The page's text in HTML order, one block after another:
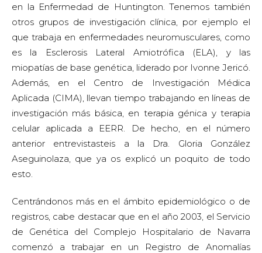
en la Enfermedad de Huntington. Tenemos también
otros grupos de investigación clínica, por ejemplo el
que trabaja en enfermedades neuromusculares, como
es la Esclerosis Lateral Amiotrófica (ELA), y las
miopatías de base genética, liderado por Ivonne Jericó.
Además, en el Centro de Investigación Médica
Aplicada (CIMA), llevan tiempo trabajando en líneas de
investigación más básica, en terapia génica y terapia
celular aplicada a EERR. De hecho, en el número
anterior entrevistasteis a la Dra. Gloria González
Aseguinolaza, que ya os explicó un poquito de todo
esto.
Centrándonos más en el ámbito epidemiológico o de
registros, cabe destacar que en el año 2003, el Servicio
de Genética del Complejo Hospitalario de Navarra
comenzó a trabajar en un Registro de Anomalías